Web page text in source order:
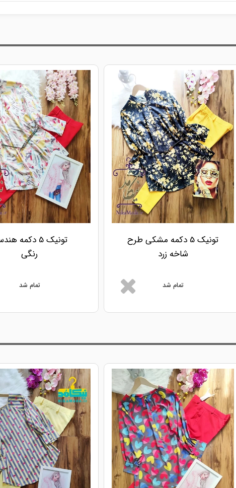
تونیک 5 دکمه مشکی طرح
شاخه زرد
تمام شد
تونیک 5 دکمه
رنگی
تمام شد